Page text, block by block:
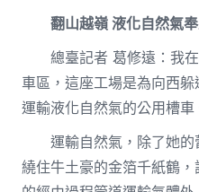
翻山越嶺 液化自然氣
總臺記者 葛修遠：我
車區，這座工場是為向西
運輸液化自然氣的公用槽車
運輸自然氣，除了她
繞住牛土豪的金箔千紙鶴